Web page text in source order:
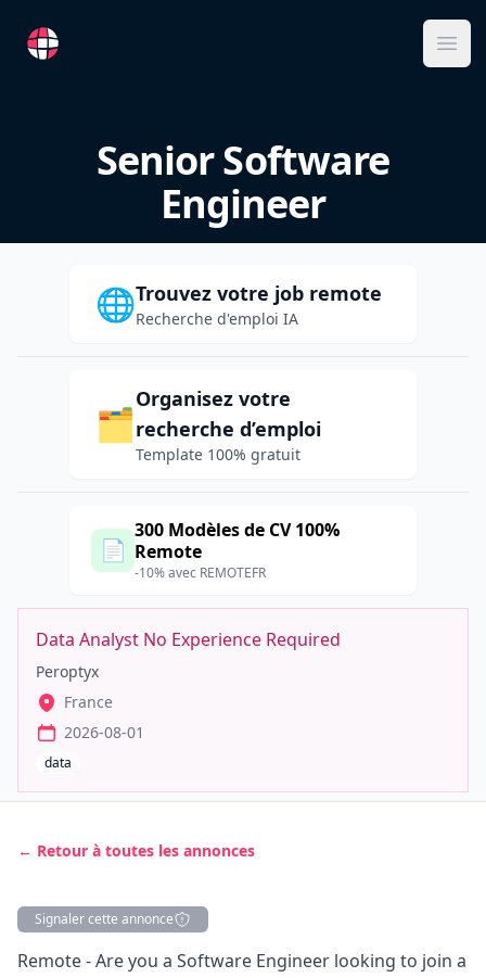
RemoteFR
Senior Software
Engineer
🌐Trouvez votre job remote
Recherche d'emploi IA
🗂️
Organisez votre
recherche d’emploi
Template 100% gratuit
📄
300 Modèles de CV 100%
Remote
-10% avec REMOTEFR
Data Analyst No Experience Required
Peroptyx
France
2026-08-01
data
← Retour à toutes les annonces
Signaler cette annonce
Description
Remote - Are you a Software Engineer looking to join a